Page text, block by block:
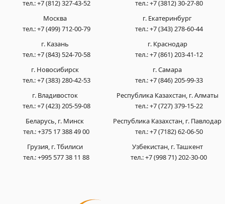
тел.:+7 (812) 327-43-52
Москва
тел.:+7 (499) 712-00-79
г. Казань
тел.:+7 (843) 524-70-58
г. Новосибирск
тел.:+7 (383) 280-42-53
тел.:+7 (3812) 30-27-80
г. Екатеринбург
тел.:+7 (343) 278-60-44
г. Краснодар
тел.:+7 (861) 203-41-12
г. Самара
тел.:+7 (846) 205-99-33
г. Владивосток
тел.:+7 (423) 205-59-08
Беларусь, г. Минск
тел.:+375 17 388 49 00
Грузия, г. Тбилиси
тел.:+995 577 38 11 88
Республика Казахстан, г. Алматы
тел.:+7 (727) 379-15-22
Республика Казахстан, г. Павлодар
тел.:+7 (7182) 62-06-50
Узбекистан, г. Ташкент
тел.:+7 (998 71) 202-30-00